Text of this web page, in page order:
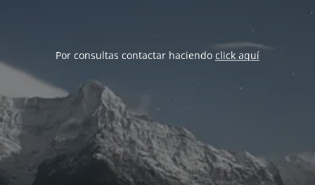
Por consultas contactar haciendo click aquí